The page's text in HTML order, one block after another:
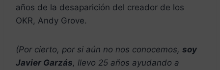
años de la desaparición del creador de los
OKR, Andy Grove.
(Por cierto, por si aún no nos conocemos, soy
Javier Garzás, llevo 25 años ayudando a